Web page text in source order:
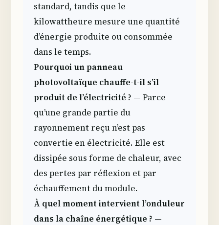
standard, tandis que le
kilowattheure mesure une quantité
d’énergie produite ou consommée
dans le temps.
Pourquoi un panneau
photovoltaïque chauffe-t-il s’il
produit de l’électricité ? — Parce
qu’une grande partie du
rayonnement reçu n’est pas
convertie en électricité. Elle est
dissipée sous forme de chaleur, avec
des pertes par réflexion et par
échauffement du module.
À quel moment intervient l’onduleur
dans la chaîne énergétique ? —